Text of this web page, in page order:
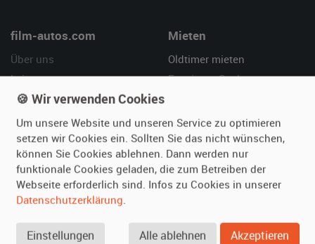
film-autos.com
Über uns
Leistungen
Referenzen
Kundenmeinungen
Mieten
Oldtimer mieten
Erweiterte Suche
Service
Vermieten
Oldtimer anmelden
Fotos senden
Inserat verwalten
Hilfe
Häufige Fragen (FAQ)
🍪 Wir verwenden Cookies
Um unsere Website und unseren Service zu optimieren
setzen wir Cookies ein. Sollten Sie das nicht wünschen,
können Sie Cookies ablehnen. Dann werden nur
funktionale Cookies geladen, die zum Betreiben der
Webseite erforderlich sind. Infos zu Cookies in unserer
Datenschutzerklärung.
Einstellungen Alle ablehnen Akzeptieren